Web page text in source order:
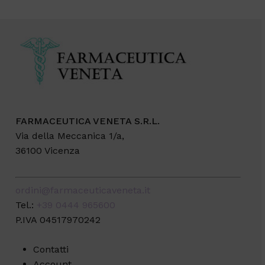
FARMACEUTICA VENETA S.R.L.
Via della Meccanica 1/a,
36100 Vicenza
Tel.:
P.IVA 04517970242
Contatti